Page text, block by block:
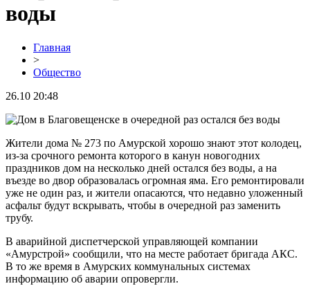
воды
Главная
>
Общество
26.10 20:48
Жители дома № 273 по Амурской хорошо знают этот колодец,
из-за срочного ремонта которого в канун новогодних
праздников дом на несколько дней остался без воды, а на
въезде во двор образовалась огромная яма. Его ремонтировали
уже не один раз, и жители опасаются, что недавно уложенный
асфальт будут вскрывать, чтобы в очередной раз заменить
трубу.
В аварийной диспетчерской управляющей компании
«Амурстрой» сообщили, что на месте работает бригада АКС.
В то же время в Амурских коммунальных системах
информацию об аварии опровергли.